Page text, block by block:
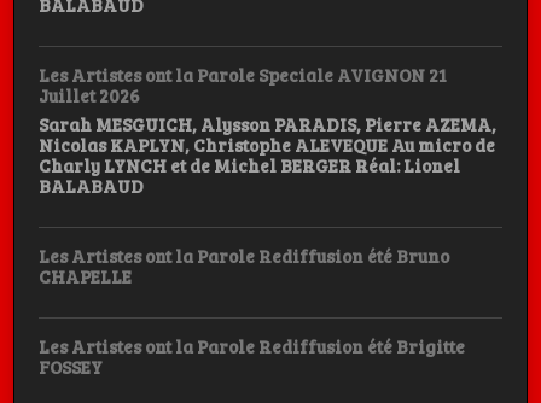
Les Artistes ont la Parole Speciale AVIGNON 21
Juillet 2026
Sarah MESGUICH, Alysson PARADIS, Pierre AZEMA,
Nicolas KAPLYN, Christophe ALEVEQUE Au micro de
Charly LYNCH et de Michel BERGER Réal: Lionel
BALABAUD
Les Artistes ont la Parole Rediffusion été Bruno
CHAPELLE
Les Artistes ont la Parole Rediffusion été Brigitte
FOSSEY